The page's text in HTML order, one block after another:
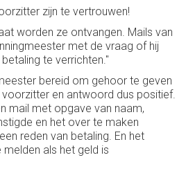
zijn te vertrouwen!
worden ze ontvangen. Mails van
met de vraag of hij
te verrichten."
bereid om gehoor te geven
en antwoord dus positief.
mail met opgave van naam,
en het over te maken
reden van betaling. En het
als het geld is